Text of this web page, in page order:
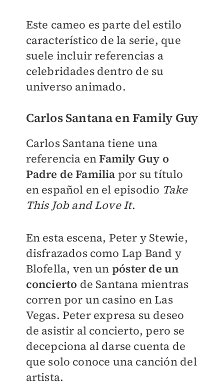
Este cameo es parte del estilo
característico de la serie, que
suele incluir referencias a
celebridades dentro de su
universo animado.
Carlos Santana en Family Guy
Carlos Santana tiene una
referencia enFamily Guy o
Padre de Familia por su título
en español en el episodio Take
This Job and Love It.
En esta escena, Peter y Stewie,
disfrazados como Lap Band y
Blofella, ven un póster de un
concierto de Santana mientras
corren por un casino en Las
Vegas. Peter expresa su deseo
de asistir al concierto, pero se
decepciona al darse cuenta de
que solo conoce una canción del
artista.